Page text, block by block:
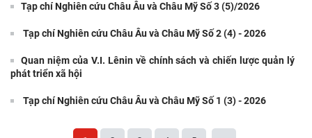
Tạp chí Nghiên cứu Châu Âu và Châu Mỹ Số 3 (5)/2026
Tạp chí Nghiên cứu Châu Âu và Châu Mỹ Số 2 (4) - 2026
Quan niệm của V.I. Lênin về chính sách và chiến lược quản lý
phát triển xã hội
Tạp chí Nghiên cứu Châu Âu và Châu Mỹ Số 1 (3) - 2026